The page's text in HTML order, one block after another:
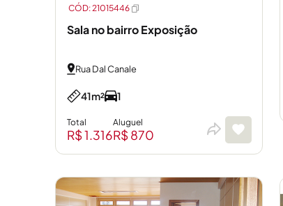
Sala no bairro Exposição
Rua Dal Canale
41m² 1
Total
R$ 1.316
Aluguel
R$ 870
CÓD: 21015446